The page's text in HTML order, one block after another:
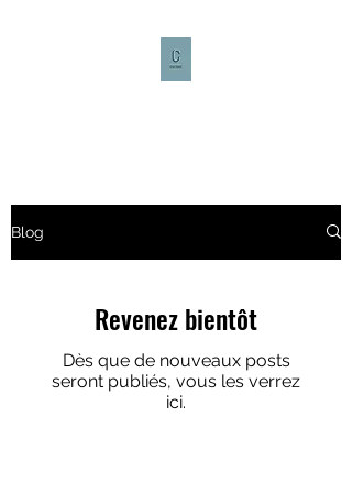
Blog
Revenez bientôt
Dès que de nouveaux posts
seront publiés, vous les verrez
ici.